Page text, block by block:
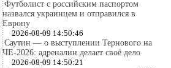
Футболист с российским паспортом
назвался украинцем и отправился в
Европу
2026-08-09 14:50:46
Саутин — о выступлении Тернового на
ЧЕ-2026: адреналин делает своё дело
2026-08-09 14:50:21